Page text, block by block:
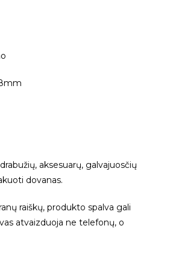
aksesuarų, galvajuosčių
dovanas.
raiškų, produkto spalva gali
atvaizduoja ne telefonų, o